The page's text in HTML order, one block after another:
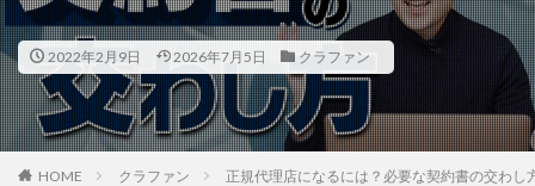
2022年2月9日 2026年7月5日 クラファン
HOME クラファン 正規代理店になるには？必要な契約書の交わし